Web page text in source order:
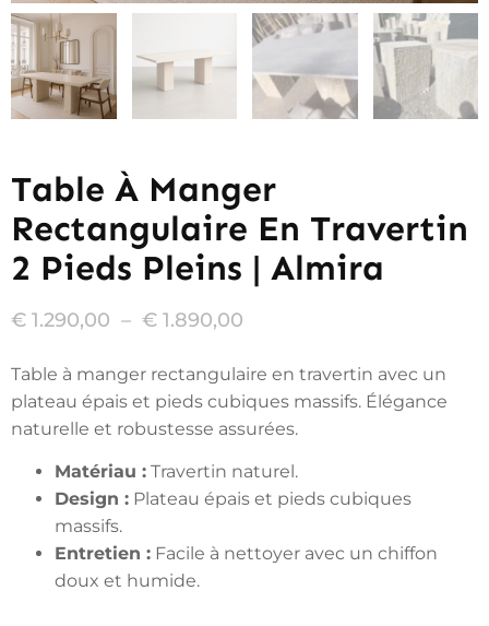
Table À Manger
Rectangulaire En Travertin
2 Pieds Pleins | Almira
€ 1.290,00 – € 1.890,00
Table à manger rectangulaire en travertin avec un
plateau épais et pieds cubiques massifs. Élégance
naturelle et robustesse assurées.
Matériau : Travertin naturel.
Design : Plateau épais et pieds cubiques
massifs.
Entretien : Facile à nettoyer avec un chiffon
doux et humide.